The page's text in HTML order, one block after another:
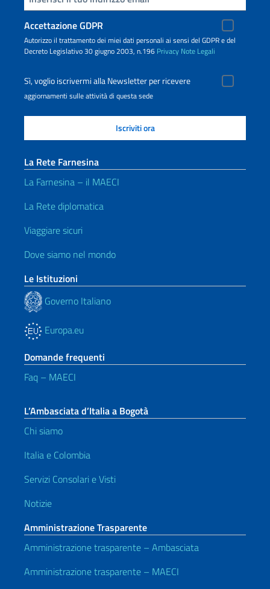
Accettazione GDPR
Autorizzo il trattamento dei miei dati personali ai sensi del GDPR e del
Decreto Legislativo 30 giugno 2003, n.196 Privacy Note Legali
Sì, voglio iscrivermi alla Newsletter per ricevere
aggiornamenti sulle attività di questa sede
La Rete Farnesina
La Farnesina – il MAECI
La Rete diplomatica
Viaggiare sicuri
Dove siamo nel mondo
Le Istituzioni
Governo Italiano
Europa.eu
Domande frequenti
Faq – MAECI
L’Ambasciata d’Italia a Bogotà
Chi siamo
Italia e Colombia
Servizi Consolari e Visti
Notizie
Amministrazione Trasparente
Amministrazione trasparente – Ambasciata
Amministrazione trasparente – MAECI